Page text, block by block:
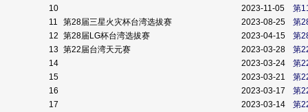
10
2023-11-05
第
11
第28届三星火灾杯台湾选拔赛 2023-08-25
第
12 第28届LG杯台湾选拔赛 2023-04-15
第
13 第22届台湾天元赛 2023-03-28
第
14
2023-03-24
第
15
2023-03-21
第
16
2023-03-17
第
17
2023-03-14
第